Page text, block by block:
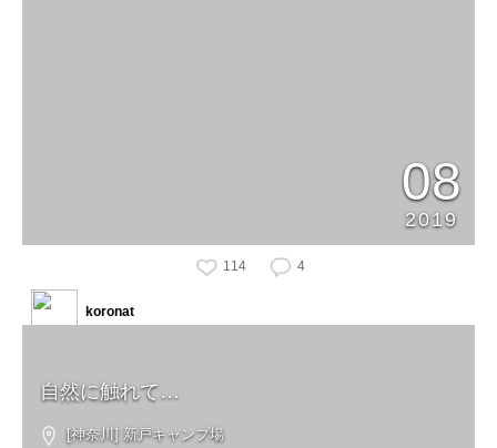
08
2019
114 4
自然に触れて…
[神奈川] 新戸キャンプ場
koronat